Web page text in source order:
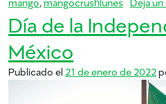
Día de la
México
Publicado el 21 de enero de 2022